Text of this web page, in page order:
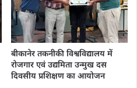
बीकानेर तकनीकी विश्वविद्यालय में
रोजगार एवं उद्यमिता उन्मुख दस
दिवसीय प्रशिक्षण का आयोजन